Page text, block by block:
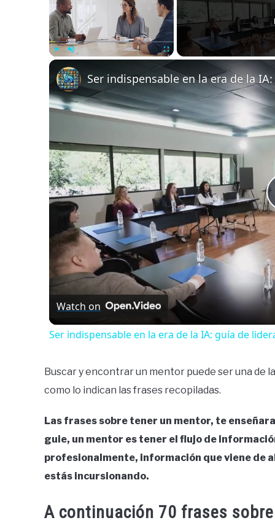
Fullscreen
Watch on
Ser indispensable en la era de la IA: guía de
Buscar y encontrar un mentor puede ser una de
como lo indican las frases recopiladas.
Las frases sobre tener un mentor, te
guie, un mentor es tener el flujo de
profesionalmente, información que viene de
estás incursionando.
A continuación 70 frases